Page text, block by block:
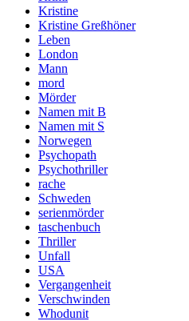
Kristine
Kristine Greßhöner
Leben
London
Mann
mord
Mörder
Namen mit B
Namen mit S
Norwegen
Psychopath
Psychothriller
rache
Schweden
serienmörder
taschenbuch
Thriller
Unfall
USA
Vergangenheit
Verschwinden
Whodunit